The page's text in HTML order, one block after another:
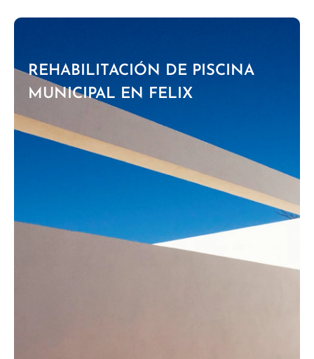
REHABILITACIÓN DE PISCINA
MUNICIPAL EN FELIX